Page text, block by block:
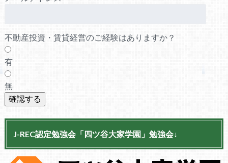
不動産投資・賃貸経営のご経験はありますか？
有
無
J-REC認定勉強会「四ツ谷大家学園」勉強会↓